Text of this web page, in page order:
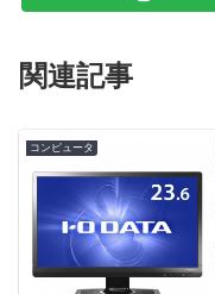
関連記事
コンピュータ